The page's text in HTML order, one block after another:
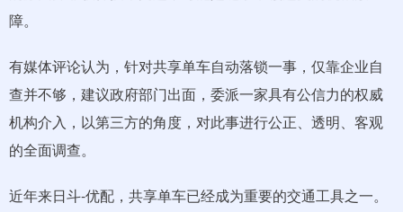
障。
有媒体评论认为，针对共享单车自动落锁一事，仅靠企业自
查并不够，建议政府部门出面，委派一家具有公信力的权威
机构介入，以第三方的角度，对此事进行公正、透明、客观
的全面调查。
近年来日斗-优配，共享单车已经成为重要的交通工具之一。